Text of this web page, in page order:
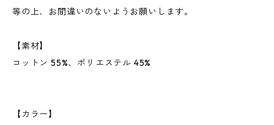
等の上、お間違いのないようお願いします。
【素材】
コットン 55%、ポリエステル 45%
【カラー】